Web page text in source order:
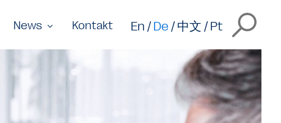
News Kontakt En De 中文 Pt